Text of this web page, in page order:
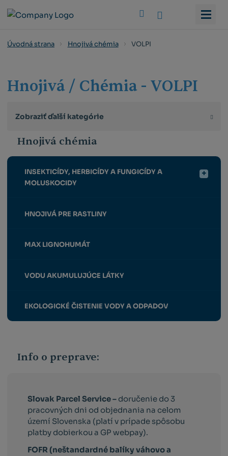
Úvodná strana Hnojivá chémia VOLPI
Hnojivá / Chémia - VOLPI
Zobraziť ďalší kategórie
Hnojivá chémia
INSEKTICÍDY, HERBICÍDY A FUNGICÍDY A
MOLUSKOCIDY
HNOJIVÁ PRE RASTLINY
MAX LIGNOHUMÁT
VODU AKUMULUJÚCE LÁTKY
EKOLOGICKÉ ČISTENIE VODY A ODPADOV
Info o preprave:
Slovak Parcel Service – doručenie do 3
pracovných dni od objednania na celom
území Slovenska (platí v prípade spôsobu
platby dobierkou a GP webpay).
FOFR (neštandardné balíky váhovo a